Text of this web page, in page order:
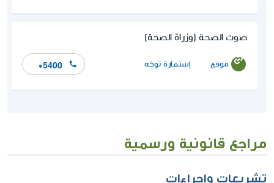
صوت الصحة (وزراة الصحة)
موقع إستمارة توجّه *5400
مراجع قانونية ورسمية
تشريعات وإجراءات